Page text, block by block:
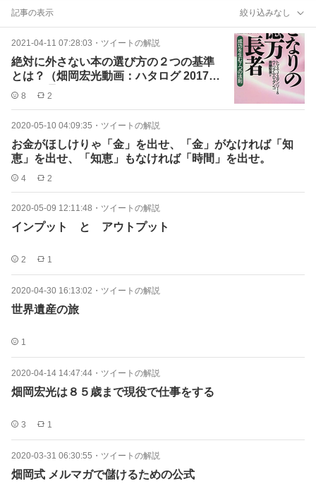
記事の表示 絞り込みなし
2021-04-11 07:28:03 ・ ツイートの解説
絶対に外さない本の選び方の２つの基準
とは？（畑岡宏光動画：ハタログ 2017年
5月5日号より）
8 2
2020-05-10 04:09:35 ・ ツイートの解説
お金がほしけりゃ「金」を出せ、「金」がなければ「知
恵」を出せ、「知恵」もなければ「時間」を出せ。
4 2
2020-05-09 12:11:48 ・ ツイートの解説
インプット と アウトプット
2 1
2020-04-30 16:13:02 ・ ツイートの解説
世界遺産の旅
1
2020-04-14 14:47:44 ・ ツイートの解説
畑岡宏光は８５歳まで現役で仕事をする
3 1
2020-03-31 06:30:55 ・ ツイートの解説
畑岡式 メルマガで儲けるための公式